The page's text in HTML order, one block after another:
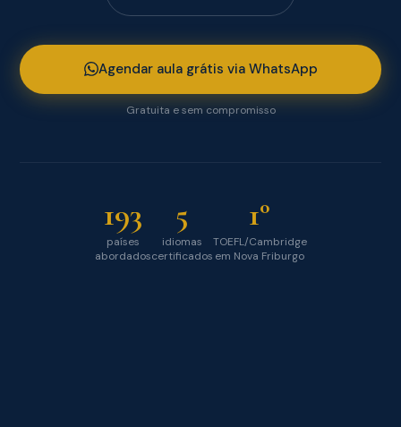
Agendar aula grátis via WhatsApp
Gratuita e sem compromisso
193
países
abordados
5
idiomas
certificados
1°
TOEFL/Cambridge
em Nova Friburgo